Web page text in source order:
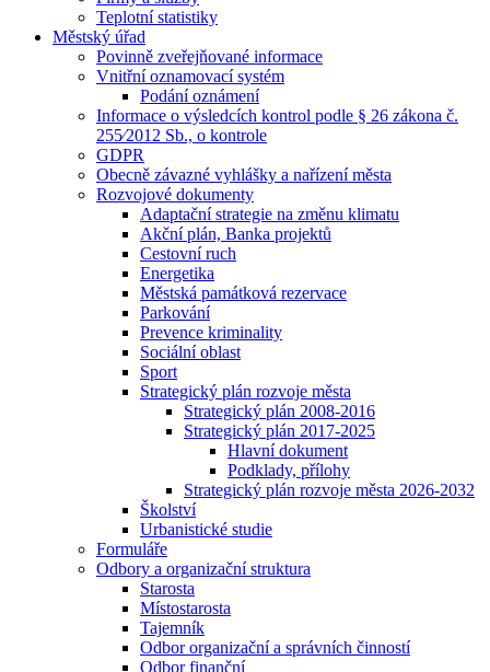
Teplotní statistiky
Městský úřad
Povinně zveřejňované informace
Vnitřní oznamovací systém
Podání oznámení
Informace o výsledcích kontrol podle § 26 zákona č.
255⁄2012 Sb., o kontrole
GDPR
Obecně závazné vyhlášky a nařízení města
Rozvojové dokumenty
Adaptační strategie na změnu klimatu
Akční plán, Banka projektů
Cestovní ruch
Energetika
Městská památková rezervace
Parkování
Prevence kriminality
Sociální oblast
Sport
Strategický plán rozvoje města
Strategický plán 2008-2016
Strategický plán 2017-2025
Hlavní dokument
Podklady, přílohy
Strategický plán rozvoje města 2026-2032
Školství
Urbanistické studie
Formuláře
Odbory a organizační struktura
Starosta
Místostarosta
Tajemník
Odbor organizační a správních činností
Odbor finanční